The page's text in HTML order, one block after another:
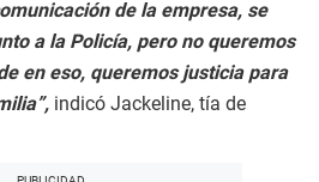
de la empresa, se
a la Policía, pero no queremos
en eso, queremos justicia para
indicó Jackeline, tía de